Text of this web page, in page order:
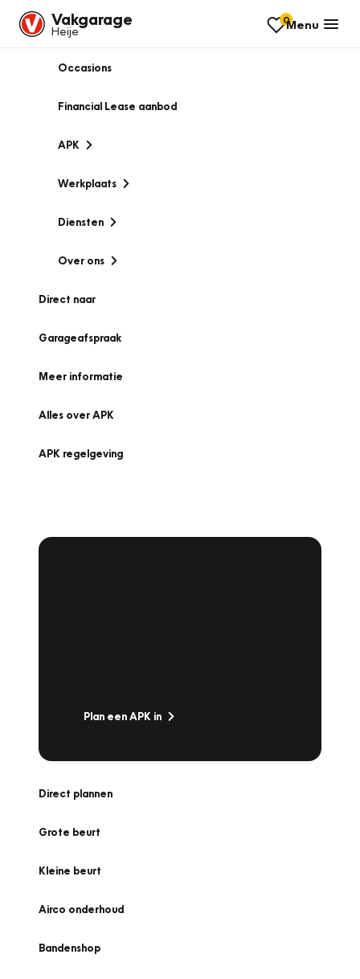
Vakgarage
Heije
0Menu
Occasions
Financial Lease aanbod
APK
Werkplaats
Diensten
Over ons
Direct naar
Garageafspraak
Meer informatie
Alles over APK
APK regelgeving
Plan een APK in
Direct plannen
Grote beurt
Kleine beurt
Airco onderhoud
Bandenshop